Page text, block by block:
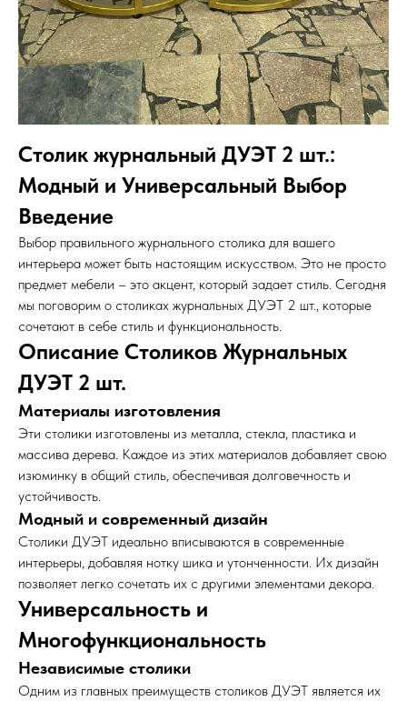
Столик журнальный ДУЭТ 2 шт.:
Модный и Универсальный Выбор
Введение
Выбор правильного журнального столика для вашего
интерьера может быть настоящим искусством. Это не просто
предмет мебели – это акцент, который задает стиль. Сегодня
мы поговорим о столиках журнальных ДУЭТ 2 шт., которые
сочетают в себе стиль и функциональность.
Описание Столиков Журнальных
ДУЭТ 2 шт.
Материалы изготовления
Эти столики изготовлены из металла, стекла, пластика и
массива дерева. Каждое из этих материалов добавляет свою
изюминку в общий стиль, обеспечивая долговечность и
устойчивость.
Модный и современный дизайн
Столики ДУЭТ идеально вписываются в современные
интерьеры, добавляя нотку шика и утонченности. Их дизайн
позволяет легко сочетать их с другими элементами декора.
Универсальность и
Многофункциональность
Независимые столики
Одним из главных преимуществ столиков ДУЭТ является их